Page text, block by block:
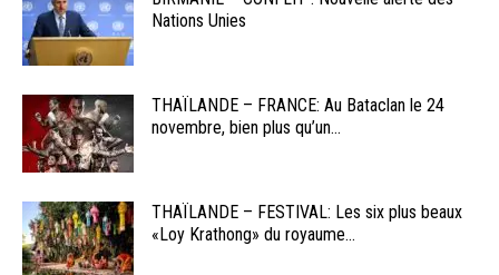
Nations Unies
THAÏLANDE – FRANCE: Au Bataclan le 24
novembre, bien plus qu’un...
THAÏLANDE – FESTIVAL: Les six plus beaux
«Loy Krathong» du royaume...